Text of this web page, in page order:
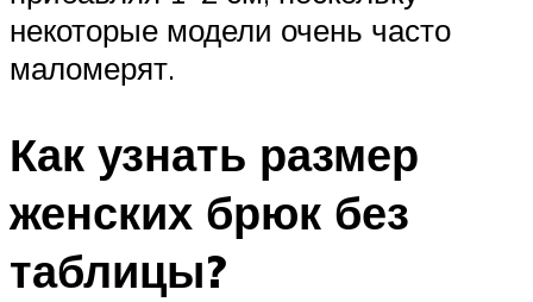
некоторые модели очень часто
маломерят.
Как узнать размер
женских брюк без
таблицы?